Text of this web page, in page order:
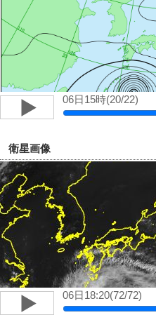
06日15時(20/22)
衛星画像
06日18:20(72/72)